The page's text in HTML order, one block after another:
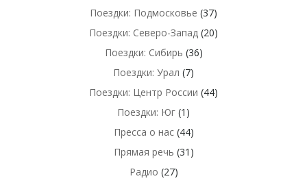
Поездки: Подмосковье (37)
Поездки: Северо-Запад (20)
Поездки: Сибирь (36)
Поездки: Урал (7)
Поездки: Центр России (44)
Поездки: Юг (1)
Пресса о нас(44)
Прямая речь (31)
Радио (27)